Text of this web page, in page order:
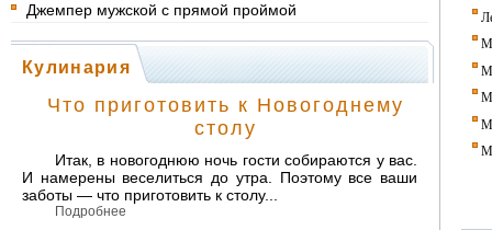
Джемпер мужской с прямой проймой
Кулинария
Что приготовить к Новогоднему
столу
Итак, в новогоднюю ночь гости собираются у вас.
И намерены веселиться до утра. Поэтому все ваши
заботы — что приготовить к столу...
Подробнее